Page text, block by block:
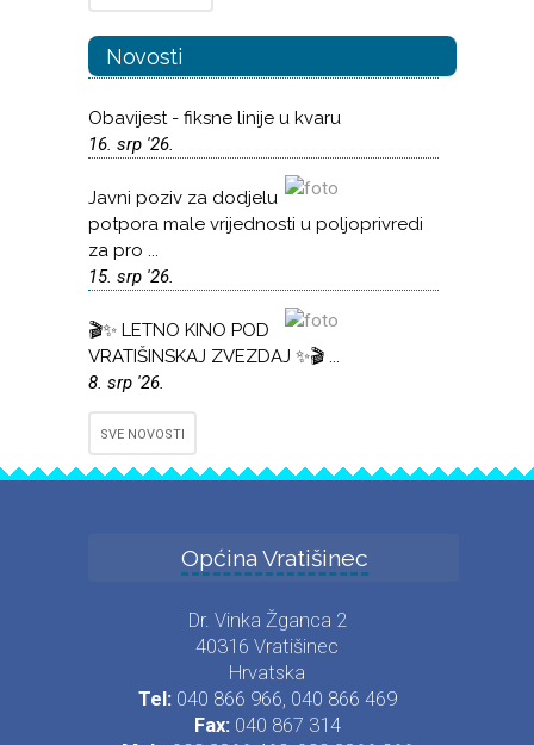
Novosti
Obavijest - fiksne linije u kvaru
16. srp '26.
Javni poziv za dodjelu
potpora male vrijednosti u poljoprivredi
za pro ...
15. srp '26.
🎬✨ LETNO KINO POD
VRATIŠINSKAJ ZVEZDAJ ✨🎬 ...
8. srp '26.
SVE NOVOSTI
Općina Vratišinec
Dr. Vinka Žganca 2
40316 Vratišinec
Hrvatska
Tel: 040 866 966, 040 866 469
Fax: 040 867 314